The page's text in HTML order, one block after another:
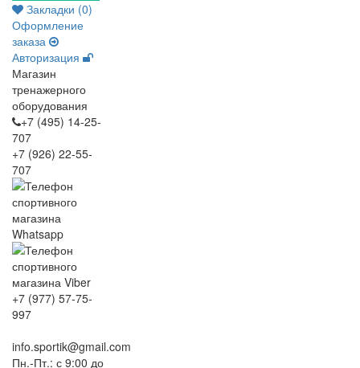
Закладки (0)
Оформление
заказа
Авторизация
Магазин
тренажерного
оборудования
+7 (495) 14-25-
707
+7 (926) 22-55-
707
+7 (977) 57-75-
997
info.sportik@gmail.com
Пн.-Пт.: с 9:00 до